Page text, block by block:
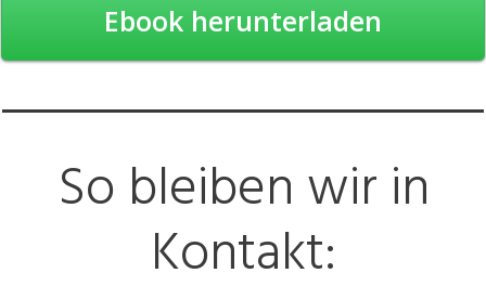
Ebook herunterladen
So bleiben wir in
Kontakt: